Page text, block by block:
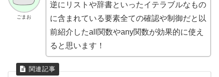
ごまお
逆にリストや辞書といったイテラブルなもの
に含まれている要素全ての確認や制御だと以
前紹介したall関数やany関数が効果的に使え
ると思います！